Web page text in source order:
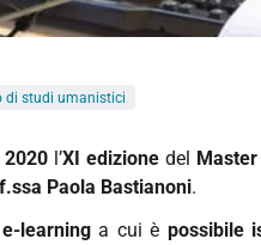
di studi umanistici
l’XI edizionedel
Paola Bastianoni.
learninga cui è possibile